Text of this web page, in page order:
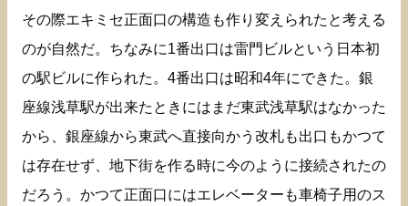
その際エキミセ正面口の構造も作り変えられたと考える
のが自然だ。ちなみに1番出口は雷門ビルという日本初
の駅ビルに作られた。4番出口は昭和4年にできた。銀
座線浅草駅が出来たときにはまだ東武浅草駅はなかった
から、銀座線から東武へ直接向かう改札も出口もかつて
は存在せず、地下街を作る時に今のように接続されたの
だろう。かつて正面口にはエレベーターも車椅子用のス